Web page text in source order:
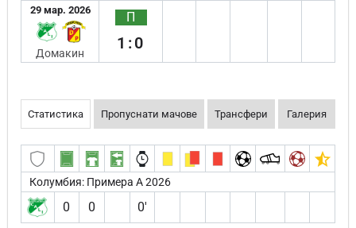
29 мар. 2026
Домакин
П
1:0
Статистика Пропуснати мачове Трансфери Галерия
Колумбия: Примера А 2026
0 0 0′